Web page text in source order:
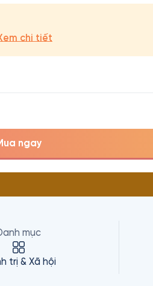
chi tiết
ngay
mục
trị & Xã hội